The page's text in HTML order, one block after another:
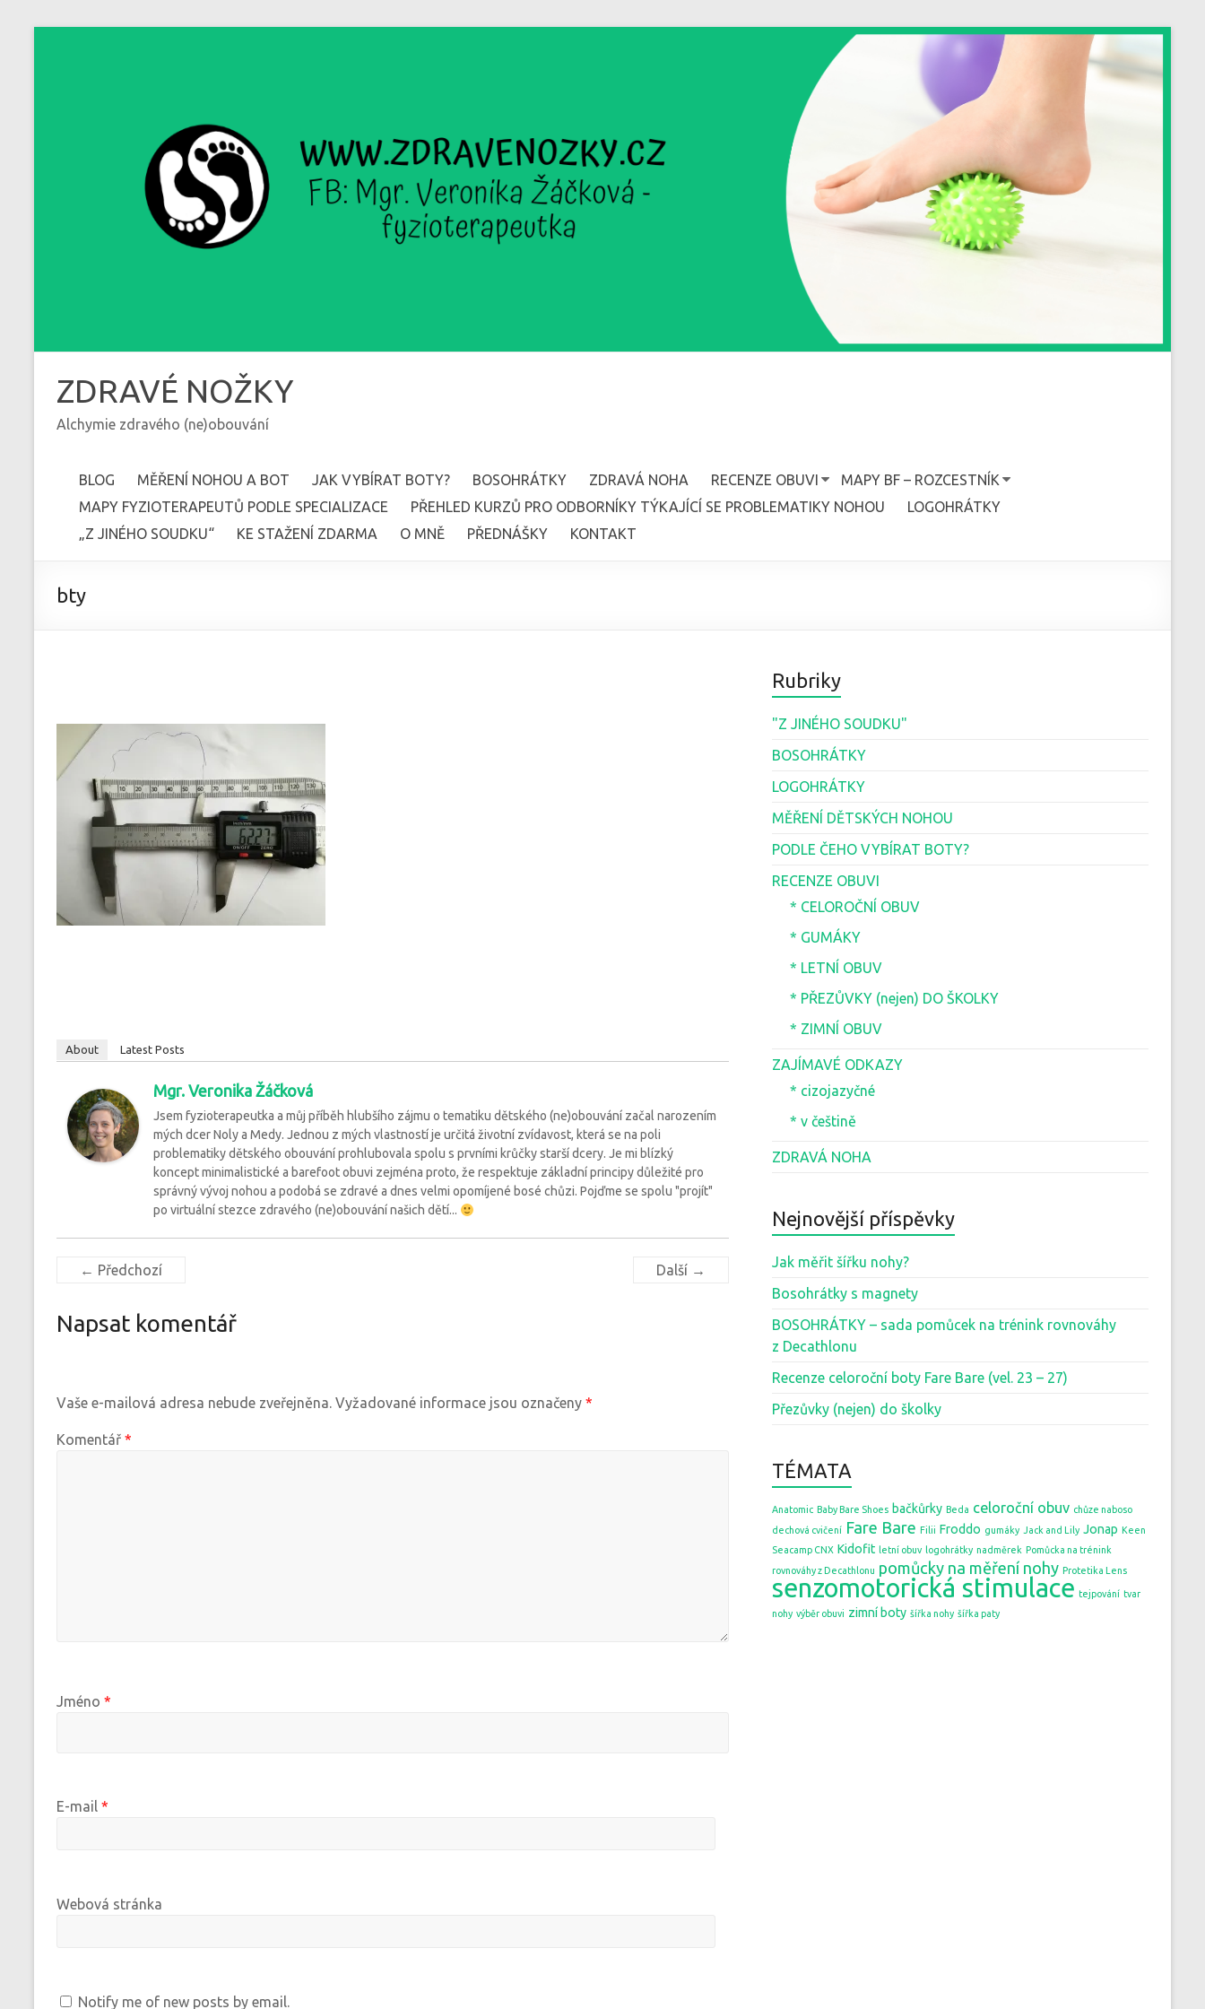
ZDRAVÉ NOŽKY
Alchymie zdravého (ne)obouvání
BLOG MĚŘENÍ NOHOU A BOT JAK VYBÍRAT BOTY? BOSOHRÁTKY ZDRAVÁ NOHA RECENZE OBUVI
MAPY BF – ROZCESTNÍK
MAPY FYZIOTERAPEUTŮ PODLE SPECIALIZACE
PŘEHLED KURZŮ PRO ODBORNÍKY TÝKAJÍCÍ SE PROBLEMATIKY NOHOU
LOGOHRÁTKY
„Z JINÉHO SOUDKU“
KE STAŽENÍ ZDARMA O MNĚ PŘEDNÁŠKY KONTAKT
bty
About Latest Posts
Mgr. Veronika Žáčková
Jsem fyzioterapeutka a můj příběh hlubšího zájmu o tematiku dětského (ne)obouvání začal narozením
mých dcer Noly a Medy. Jednou z mých vlastností je určitá životní zvídavost, která se na poli
problematiky dětského obouvání prohlubovala spolu s prvními krůčky starší dcery. Je mi blízký
koncept minimalistické a barefoot obuvi zejména proto, že respektuje základní principy důležité pro
správný vývoj nohou a podobá se zdravé a dnes velmi opomíjené bosé chůzi. Pojďme se spolu "projít"
po virtuální stezce zdravého (ne)obouvání našich dětí...
← Předchozí Další →
Napsat komentář
Vaše e-mailová adresa nebude zveřejněna. Vyžadované informace jsou označeny *
Komentář *
Jméno *
E-mail *
Webová stránka
Notify me of new posts by email.
Rubriky
"Z JINÉHO SOUDKU"
BOSOHRÁTKY
LOGOHRÁTKY
MĚŘENÍ DĚTSKÝCH NOHOU
PODLE ČEHO VYBÍRAT BOTY?
RECENZE OBUVI
* CELOROČNÍ OBUV
* GUMÁKY
* LETNÍ OBUV
* PŘEZŮVKY (nejen) DO ŠKOLKY
* ZIMNÍ OBUV
ZAJÍMAVÉ ODKAZY
* cizojazyčné
* v češtině
ZDRAVÁ NOHA
Nejnovější příspěvky
Jak měřit šířku nohy?
Bosohrátky s magnety
BOSOHRÁTKY – sada pomůcek na trénink rovnováhy
z Decathlonu
Recenze celoroční boty Fare Bare (vel. 23 – 27)
Přezůvky (nejen) do školky
TÉMATA
Anatomic Baby Bare Shoes bačkůrky Beda celoroční obuv chůze naboso
dechová cvičení Fare Bare Filii Froddo gumáky Jack and Lily Jonap Keen
Seacamp CNX Kidofit letní obuv logohrátky nadměrek Pomůcka na trénink
rovnováhy z Decathlonu pomůcky na měření nohy Protetika Lens
senzomotorická stimulace tejpování tvar
nohy výběr obuvi zimní boty šířka nohy šířka paty